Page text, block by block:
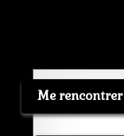
Me rencontrer